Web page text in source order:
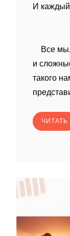
И каждый
Все мы,
и
такого
ЧИТАТЬ